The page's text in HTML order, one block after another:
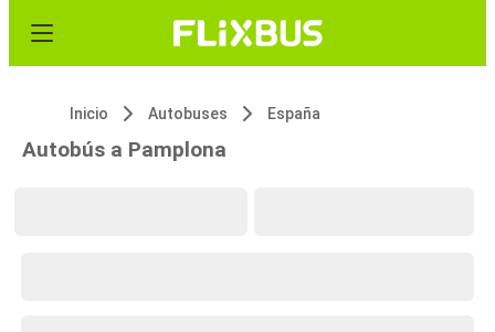
Inicio Autobuses España
Autobús a Pamplona